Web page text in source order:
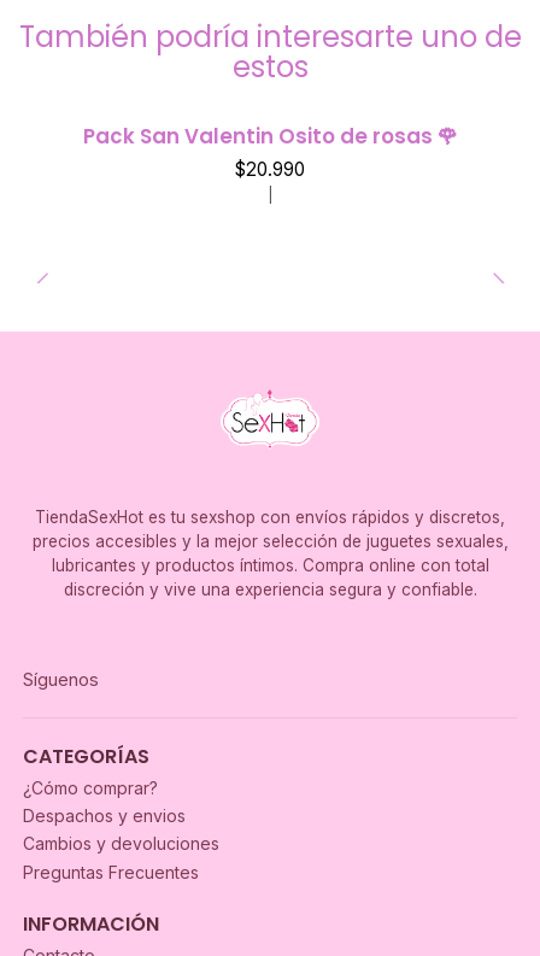
También podría interesarte uno de
estos
Pack San Valentin Osito de rosas 🌹
$20.990
TiendaSexHot es tu sexshop con envíos rápidos y discretos,
precios accesibles y la mejor selección de juguetes sexuales,
lubricantes y productos íntimos. Compra online con total
discreción y vive una experiencia segura y confiable.
Síguenos
CATEGORÍAS
¿Cómo comprar?
Despachos y envios
Cambios y devoluciones
Preguntas Frecuentes
INFORMACIÓN